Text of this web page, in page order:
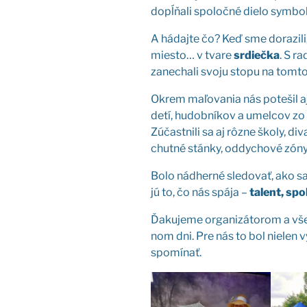
dopĺňa­li spo­loč­né die­lo
A hádaj­te čo? Keď sme
mies­to… v tva­resrdieč­ka. S
zane­cha­li svo­ju sto­pu na
Okrem maľo­va­nia nás pote­šil
detí, hudob­ní­kov a umel­cov
Zúčast­ni­li sa aj rôz­ne ško­ly,
chut­né stán­ky, oddy­cho­vé
Bolo nád­her­né sle­do­vať, ako
jú to, čo nás spá­ja – talent,
Ďaku­je­me orga­ni­zá­to­rom a
nom dni. Pre nás to bol nie­len
spo­mí­nať.